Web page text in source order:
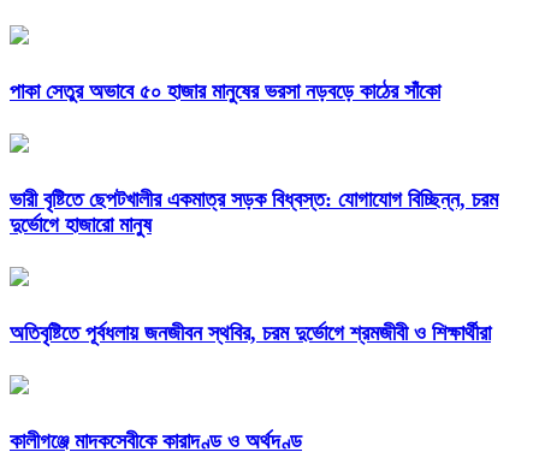
পাকা সেতুর অভাবে ৫০ হাজার মানুষের ভরসা নড়বড়ে কাঠের সাঁকো
ভারী বৃষ্টিতে ছেপটখালীর একমাত্র সড়ক বিধ্বস্ত: যোগাযোগ বিচ্ছিন্ন, চরম
দুর্ভোগে হাজারো মানুষ
অতিবৃষ্টিতে পূর্বধলায় জনজীবন স্থবির, চরম দুর্ভোগে শ্রমজীবী ও শিক্ষার্থীরা
কালীগঞ্জে মাদকসেবীকে কারাদণ্ড ও অর্থদণ্ড